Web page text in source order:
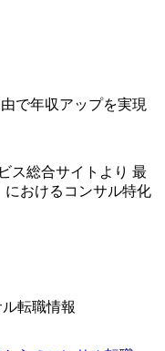
で年収アップを実現
ス総合サイトより 最
におけるコンサル特化
転職情報